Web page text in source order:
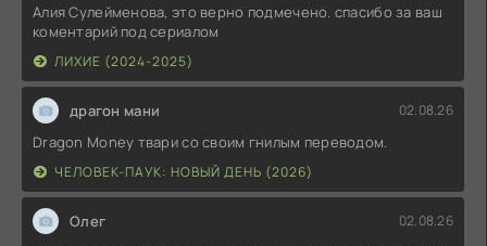
Алия Сулейменова, это верно подмечено. спасибо за ваш
коментарий под сериалом
ЛИХИЕ (2024-2025)
драгон мани 02.08.26
Dragon Money твари со своим гнилым переводом.
ЧЕЛОВЕК-ПАУК: НОВЫЙ ДЕНЬ (2026)
Олег 02.08.26